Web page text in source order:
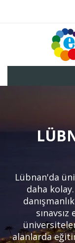
Lübnan'da
daha
alanlarda